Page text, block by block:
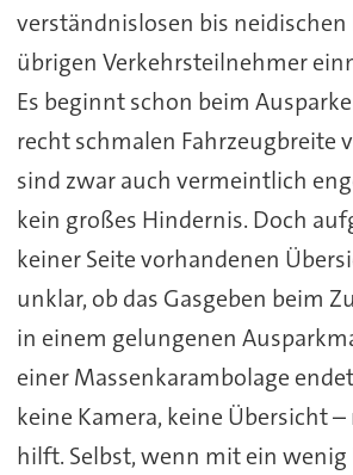
verständnislosen bis neidischen
übrigen Verkehrsteilnehmer
Es beginnt schon beim
recht schmalen Fahrzeugbreite
sind zwar auch vermeintlich
kein großes Hindernis. Doch
keiner Seite vorhandenen
unklar, ob das Gasgeben beim
in einem gelungenen
einer Massenkarambolage
keine Kamera, keine Übersicht
hilft. Selbst, wenn mit ein wenig